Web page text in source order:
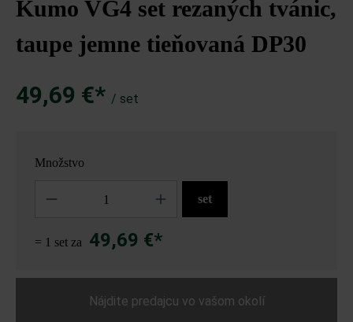
Kumo VG4 set rezaných tvánic,
taupe jemne tieňovaná DP30
49,69 €* / set
Množstvo
set
= 1 set za 49,69 €*
Nájdite predajcu vo vašom okolí